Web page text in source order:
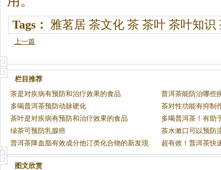
Tags： 雅茗居 茶文化 茶 茶叶 茶叶知识
上一篇
栏目推荐
茶是对疾病有预防和治疗效果的食品
普洱茶能防治哪些
科学依
多喝普洱茶预防动脉硬化
茶对性功能有抑制
茶叶是对疾病有预防和治疗效果的食品
多喝普洱茶！有助
绿茶可预防乳腺癌
茶水漱口可以预防
普洱茶降血脂有效成分他汀类化合物的新发现
超有效！普洱茶快
图文欣赏